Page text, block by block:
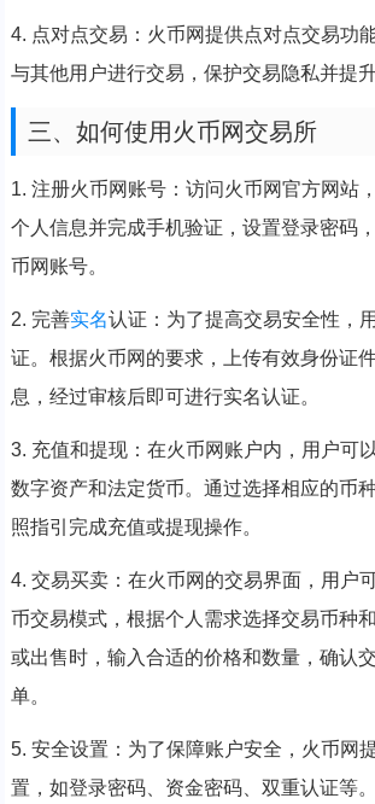
4. 点对点交易：火币网提供点对点交易功
与其他用户进行交易，保护交易隐私并提升
三、如何使用火币网交易所
1. 注册火币网账号：访问火币网官方网站
个人信息并完成手机验证，设置登录密码
币网账号。
2. 完善实名认证：为了提高交易安全性，
证。根据火币网的要求，上传有效身份证
息，经过审核后即可进行实名认证。
3. 充值和提现：在火币网账户内，用户可
数字资产和法定货币。通过选择相应的币
照指引完成充值或提现操作。
4. 交易买卖：在火币网的交易界面，用户
币交易模式，根据个人需求选择交易币种
或出售时，输入合适的价格和数量，确认
单。
5. 安全设置：为了保障账户安全，火币网
置，如登录密码、资金密码、双重认证等